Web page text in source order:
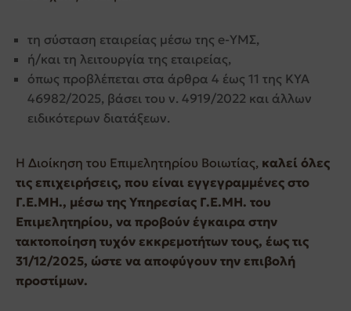
τη σύσταση εταιρείας μέσω της e-ΥΜΣ,
ή/και τη λειτουργία της εταιρείας,
όπως προβλέπεται στα άρθρα 4 έως 11 της ΚΥΑ
46982/2025, βάσει του ν. 4919/2022 και άλλων
ειδικότερων διατάξεων.
Η Διοίκηση του Επιμελητηρίου Βοιωτίας, καλεί όλες
τις επιχειρήσεις, που είναι εγγεγραμμένες στο
Γ.Ε.ΜΗ., μέσω της Υπηρεσίας Γ.Ε.ΜΗ. του
Επιμελητηρίου, να προβούν έγκαιρα στην
τακτοποίηση τυχόν εκκρεμοτήτων τους, έως τις
31/12/2025, ώστε να αποφύγουν την επιβολή
προστίμων.